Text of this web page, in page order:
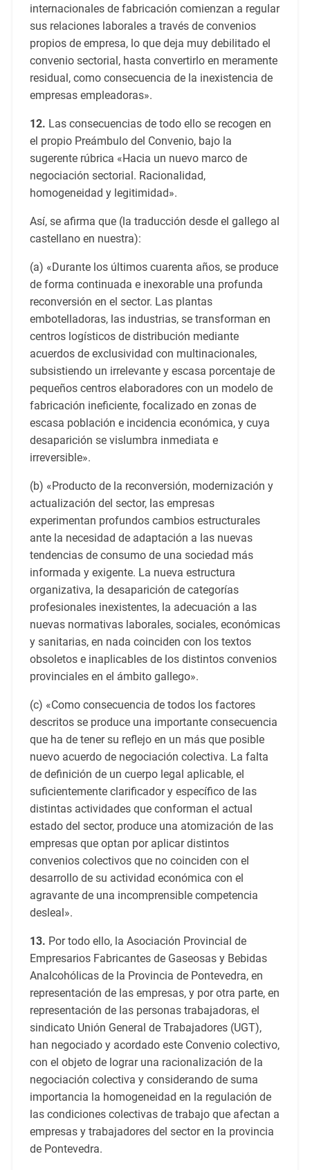
internacionales de fabricación comienzan a regular
sus relaciones laborales a través de convenios
propios de empresa, lo que deja muy debilitado el
convenio sectorial, hasta convertirlo en meramente
residual, como consecuencia de la inexistencia de
empresas empleadoras».
12. Las consecuencias de todo ello se recogen en
el propio Preámbulo del Convenio, bajo la
sugerente rúbrica «Hacia un nuevo marco de
negociación sectorial. Racionalidad,
homogeneidad y legitimidad».
Así, se afirma que (la traducción desde el gallego al
castellano en nuestra):
(a) «Durante los últimos cuarenta años, se produce
de forma continuada e inexorable una profunda
reconversión en el sector. Las plantas
embotelladoras, las industrias, se transforman en
centros logísticos de distribución mediante
acuerdos de exclusividad con multinacionales,
subsistiendo un irrelevante y escasa porcentaje de
pequeños centros elaboradores con un modelo de
fabricación ineficiente, focalizado en zonas de
escasa población e incidencia económica, y cuya
desaparición se vislumbra inmediata e
irreversible».
(b) «Producto de la reconversión, modernización y
actualización del sector, las empresas
experimentan profundos cambios estructurales
ante la necesidad de adaptación a las nuevas
tendencias de consumo de una sociedad más
informada y exigente. La nueva estructura
organizativa, la desaparición de categorías
profesionales inexistentes, la adecuación a las
nuevas normativas laborales, sociales, económicas
y sanitarias, en nada coinciden con los textos
obsoletos e inaplicables de los distintos convenios
provinciales en el ámbito gallego».
(c) «Como consecuencia de todos los factores
descritos se produce una importante consecuencia
que ha de tener su reflejo en un más que posible
nuevo acuerdo de negociación colectiva. La falta
de definición de un cuerpo legal aplicable, el
suficientemente clarificador y específico de las
distintas actividades que conforman el actual
estado del sector, produce una atomización de las
empresas que optan por aplicar distintos
convenios colectivos que no coinciden con el
desarrollo de su actividad económica con el
agravante de una incomprensible competencia
desleal».
13. Por todo ello, la Asociación Provincial de
Empresarios Fabricantes de Gaseosas y Bebidas
Analcohólicas de la Provincia de Pontevedra, en
representación de las empresas, y por otra parte, en
representación de las personas trabajadoras, el
sindicato Unión General de Trabajadores (UGT),
han negociado y acordado este Convenio colectivo,
con el objeto de lograr una racionalización de la
negociación colectiva y considerando de suma
importancia la homogeneidad en la regulación de
las condiciones colectivas de trabajo que afectan a
empresas y trabajadores del sector en la provincia
de Pontevedra.